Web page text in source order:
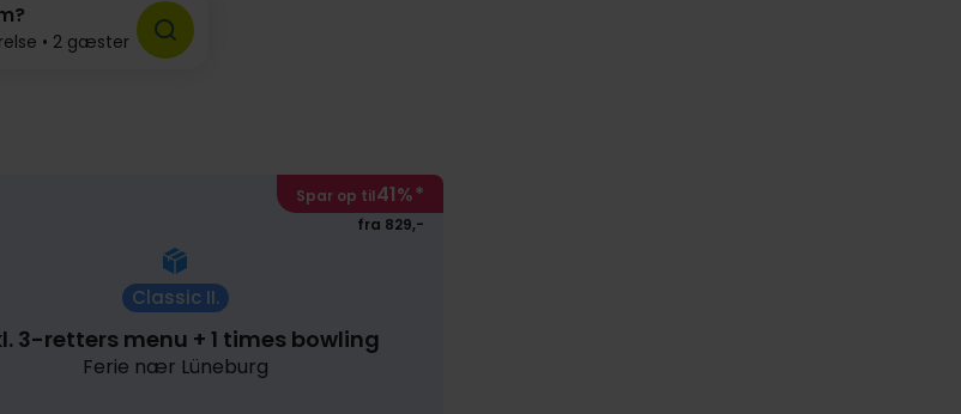
1439,-
• 2 gæster
Spar op til41%*
fra 829,-
Classic II.
3-retters menu + 1 times bowling
Ferie nær Lüneburg